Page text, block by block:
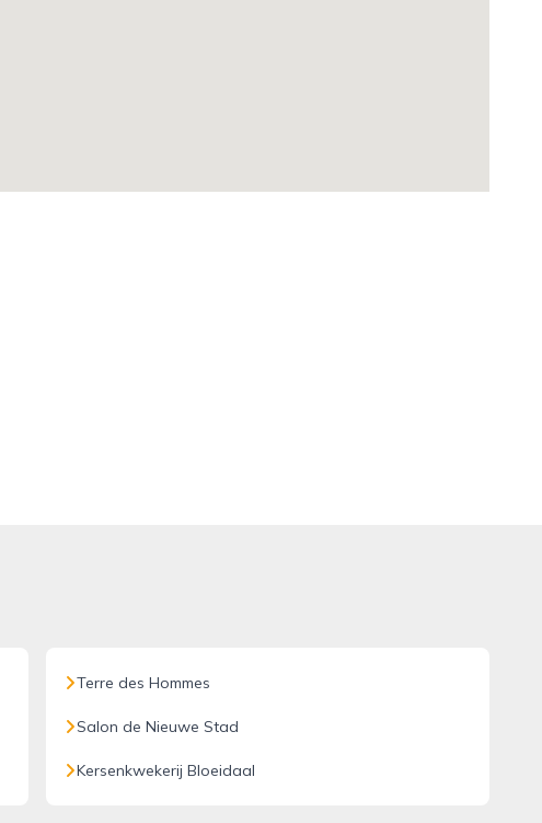
Terre des Hommes
Salon de Nieuwe Stad
Kersenkwekerij Bloeidaal